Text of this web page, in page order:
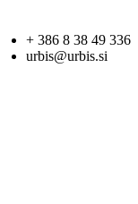
+ 386 8 38 49 336
urbis@urbis.si